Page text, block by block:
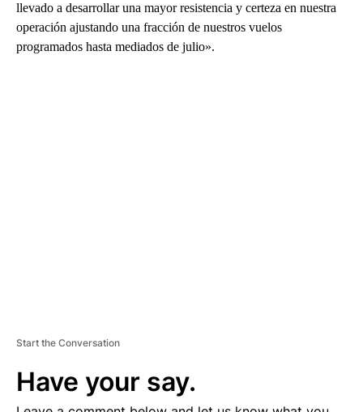
llevado a desarrollar una mayor resistencia y certeza en nuestra
operación ajustando una fracción de nuestros vuelos
programados hasta mediados de julio».
Start the Conversation
Have your say.